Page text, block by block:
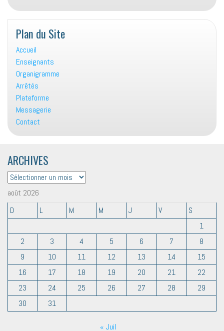
Plan du Site
Accueil
Enseignants
Organigramme
Arrêtés
Plateforme
Messagerie
Contact
ARCHIVES
ARCHIVES
août 2026
D
L M M J V
S
1
2
3 4 5 6 7
8
9
10 11 12 13 14
15
16
17 18 19 20 21
22
23
24 25 26 27 28
29
30
31
« Juil